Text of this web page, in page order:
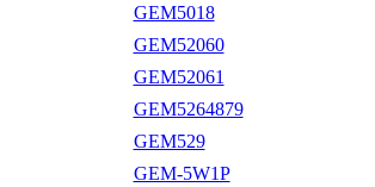
GEM5018
GEM52060
GEM52061
GEM5264879
GEM529
GEM-5W1P